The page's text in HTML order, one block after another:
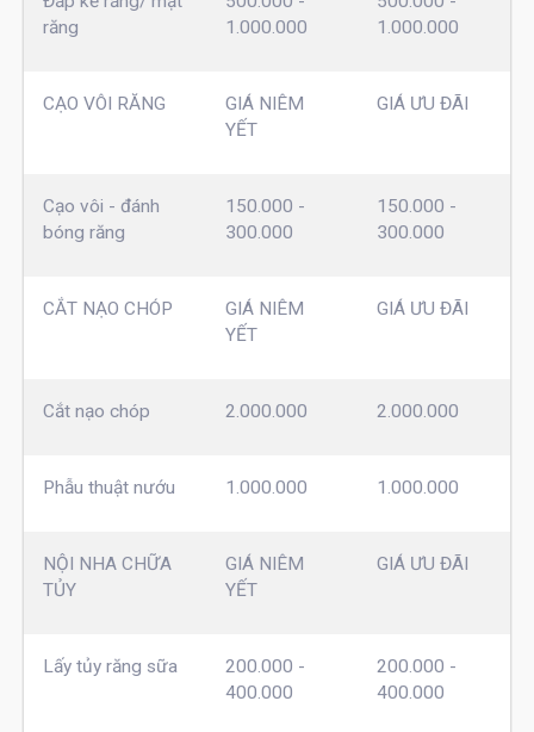
răng
1.000.000
1.000.000
CẠO VÔI RĂNG
GIÁ NIÊM
YẾT
GIÁ ƯU ĐÃI
Cạo vôi - đánh
bóng răng
150.000 -
300.000
150.000 -
300.000
CẮT NẠO CHÓP
GIÁ NIÊM
YẾT
GIÁ ƯU ĐÃI
Cắt nạo chóp 2.000.000 2.000.000
Phẫu thuật nướu 1.000.000 1.000.000
NỘI NHA CHỮA
TỦY
GIÁ NIÊM
YẾT
GIÁ ƯU ĐÃI
Lấy tủy răng sữa
200.000 -
400.000
200.000 -
400.000